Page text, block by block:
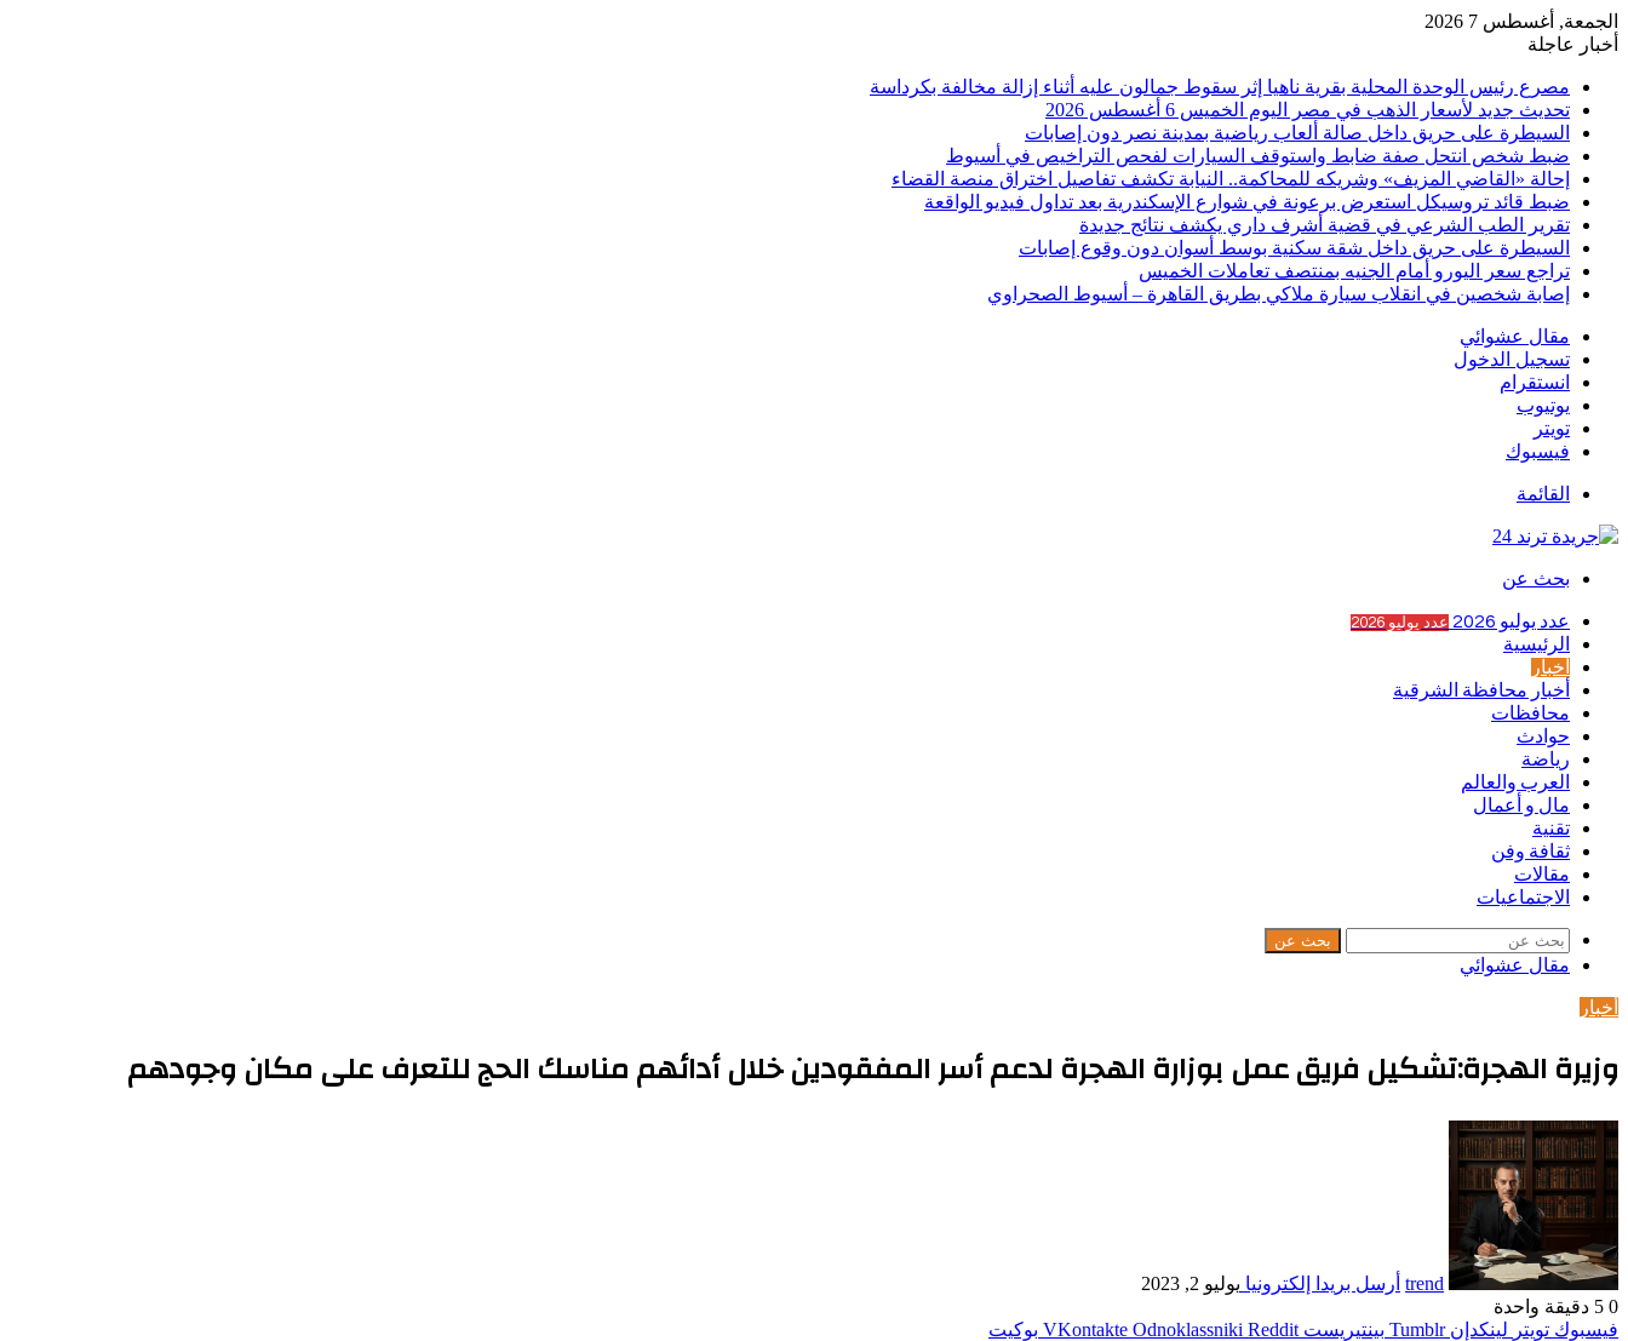
الجمعة, أغسطس 7 2026
أخبار عاجلة
مصرع رئيس الوحدة المحلية بقرية ناهيا إثر سقوط جمالون عليه أثناء إزالة مخالفة بكرداسة
تحديث جديد لأسعار الذهب في مصر اليوم الخميس 6 أغسطس 2026
السيطرة على حريق داخل صالة ألعاب رياضية بمدينة نصر دون إصابات
ضبط شخص انتحل صفة ضابط واستوقف السيارات لفحص التراخيص في أسيوط
إحالة «القاضي المزيف» وشريكه للمحاكمة.. النيابة تكشف تفاصيل اختراق منصة القضاء
ضبط قائد تروسيكل استعرض برعونة في شوارع الإسكندرية بعد تداول فيديو الواقعة
تقرير الطب الشرعي في قضية أشرف داري يكشف نتائج جديدة
السيطرة على حريق داخل شقة سكنية بوسط أسوان دون وقوع إصابات
تراجع سعر اليورو أمام الجنيه بمنتصف تعاملات الخميس
إصابة شخصين في انقلاب سيارة ملاكي بطريق القاهرة – أسيوط الصحراوي
مقال عشوائي
تسجيل الدخول
انستقرام
يوتيوب
تويتر
فيسبوك
القائمة
بحث عن
عدد يوليو 2026 عدد يوليو 2026
الرئيسية
أخبار
أخبار محافظة الشرقية
محافظات
حوادث
رياضة
العرب والعالم
مال و أعمال
تقنية
ثقافة وفن
مقالات
الاجتماعيات
بحث عن
مقال عشوائي
أخبار
وزيرة الهجرة:تشكيل فريق عمل بوزارة الهجرة لدعم أسر المفقودين خلال أدائهم مناسك الحج للتعرف على مكان وجودهم
trend أرسل بريدا إلكترونيا يوليو 2, 2023
0
دقيقة واحدة
فيسبوك تويتر لينكدإن بينتيريست Odnoklassniki بوكيت